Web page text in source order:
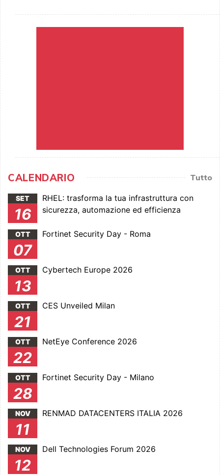
CALENDARIO Tutto
SET
16
RHEL: trasforma la tua infrastruttura con
sicurezza, automazione ed efficienza
OTT
07
Fortinet Security Day - Roma
OTT
13
Cybertech Europe 2026
OTT
21
CES Unveiled Milan
OTT
22
NetEye Conference 2026
OTT
28
Fortinet Security Day - Milano
NOV
11
RENMAD DATACENTERS ITALIA 2026
NOV
12
Dell Technologies Forum 2026